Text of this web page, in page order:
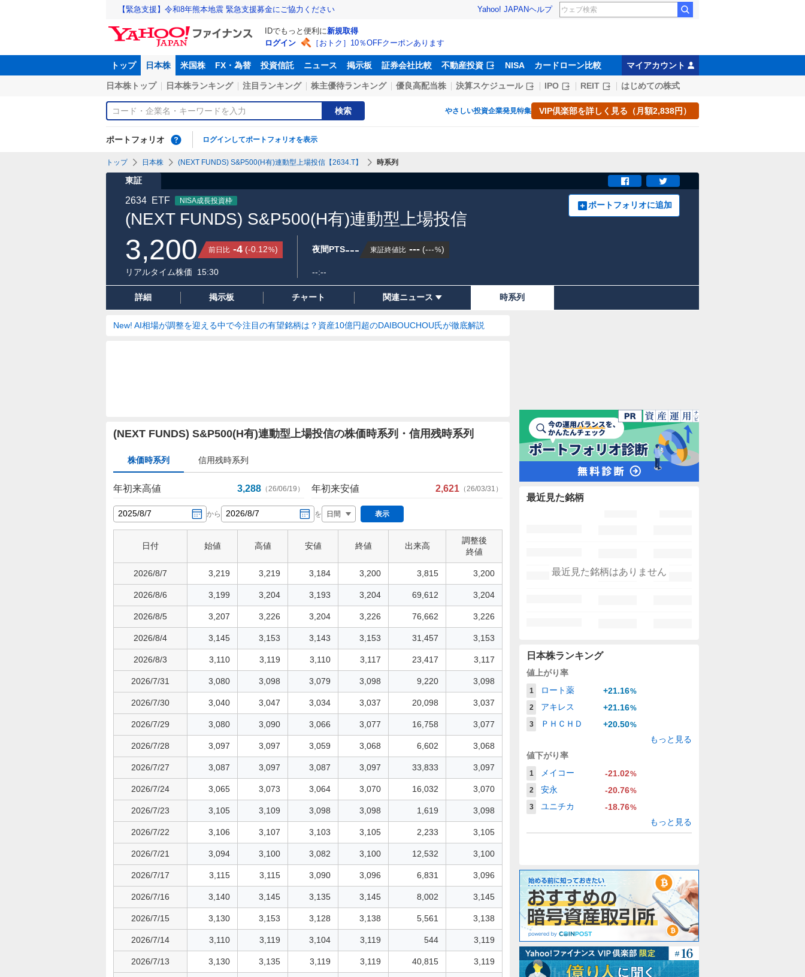
【緊急支援】令和8年熊本地震 緊急支援募金にご協力ください Yahoo! JAPANヘルプ
IDでもっと便利に新規取得
ログイン
［おトク］10％OFFクーポンあります
トップ 日本株 米国株 FX・為替 投資信託 ニュース 掲示板 証券会社比較 不動産投資 NISA カードローン比較 マイアカウント
日本株トップ 日本株ランキング 注目ランキング 株主優待ランキング 優良高配当株 決算スケジュール IPO REIT はじめての株式
検索 やさしい投資企業発見特集 VIP倶楽部を詳しく見る（月額2,838円）
ポートフォリオ ログインしてポートフォリオを表示
トップ 日本株 (NEXT FUNDS) S&P500(H有)連動型上場投信【2634.T】 時系列
東証
(NEXT FUNDS) S&P500(H有)連動型上場投信
2634 ETF NISA成長投資枠 ポートフォリオに追加
3,200 前日比 -4 (-0.12%)
リアルタイム株価 15:30
夜間PTS--- 東証終値比 --- (---%)
--:--
詳細 掲示板 チャート 関連ニュース 時系列
New! AI相場が調整を迎える中で今注目の有望銘柄は？資産10億円超のDAIBOUCHOU氏が徹底解説
(NEXT FUNDS) S&P500(H有)連動型上場投信の株価時系列・信用残時系列
価
列
株価時系列 信用残時系列
年初来高値 3,288 （ 26/06/19 ） 年初来安値 2,621 （ 26/03/31 ）
2025/8/7 から 2026/8/7 を 表示
日付 始値 高値 安値 終値 出来高
調整後
終値
2026/8/7 3,219 3,219 3,184 3,200 3,815 3,200
2026/8/6 3,199 3,204 3,193 3,204 69,612 3,204
2026/8/5 3,207 3,226 3,204 3,226 76,662 3,226
2026/8/4 3,145 3,153 3,143 3,153 31,457 3,153
2026/8/3 3,110 3,119 3,110 3,117 23,417 3,117
2026/7/31 3,080 3,098 3,079 3,098 9,220 3,098
2026/7/30 3,040 3,047 3,034 3,037 20,098 3,037
2026/7/29 3,080 3,090 3,066 3,077 16,758 3,077
2026/7/28 3,097 3,097 3,059 3,068 6,602 3,068
2026/7/27 3,087 3,097 3,087 3,097 33,833 3,097
2026/7/24 3,065 3,073 3,064 3,070 16,032 3,070
2026/7/23 3,105 3,109 3,098 3,098 1,619 3,098
2026/7/22 3,106 3,107 3,103 3,105 2,233 3,105
2026/7/21 3,094 3,100 3,082 3,100 12,532 3,100
2026/7/17 3,115 3,115 3,090 3,096 6,831 3,096
2026/7/16 3,140 3,145 3,135 3,145 8,002 3,145
2026/7/15 3,130 3,153 3,128 3,138 5,561 3,138
2026/7/14 3,110 3,119 3,104 3,119 544 3,119
2026/7/13 3,130 3,135 3,119 3,119 40,815 3,119
最近見た銘柄
最近見た銘柄はありません
日本株ランキング
値上がり率
1 ロート薬 +21.16%
2
アキレス +21.16%
3
ＰＨＣＨＤ +20.50%
もっと見る
値下がり率
1 メイコー -21.02%
2
安永 -20.76%
3
ユニチカ -18.76%
もっと見る